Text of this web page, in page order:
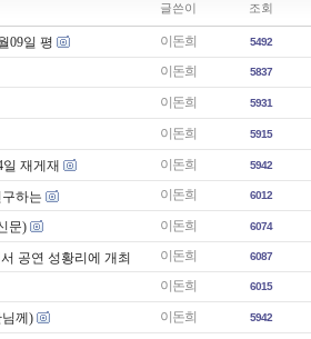
글쓴이 조회
09일 평 이돈희 5492
이돈희 5837
이돈희 5931
이돈희 5915
재게재 이돈희 5942
하는 이돈희 6012
문) 이돈희 6074
공연 성황리에 개최 이돈희 6087
이돈희 6015
께) 이돈희 5942